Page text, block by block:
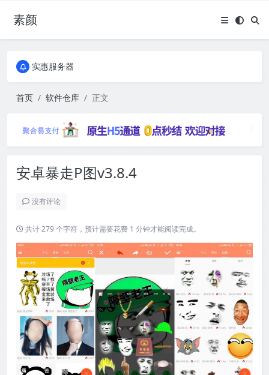
素颜全国免费包邮流量卡
实惠服务器
实惠服务器
首页 软件仓库 正文
安卓暴走P图v3.8.4
没有评论
共计 279 个字符，预计需要花费 1 分钟才能阅读完成。